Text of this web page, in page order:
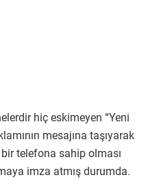
hiç eskimeyen “Yeni
mesajına taşıyarak
bir telefona sahip olması
imza atmış durumda.